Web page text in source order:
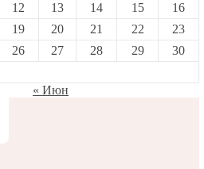
12 13 14 15
16
19 20 21 22
23
26 27 28 29
30
« Июн